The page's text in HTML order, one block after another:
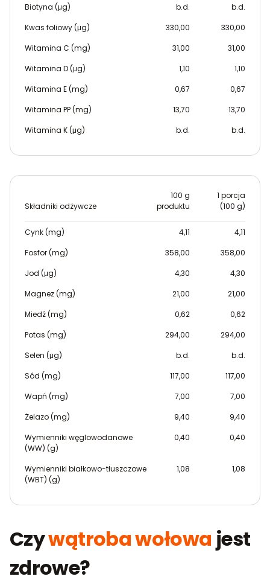
Biotyna (μg) b.d.
b.d.
Kwas foliowy (μg)
330,00
330,00
Witamina C (mg)
31,00
31,00
Witamina D (μg)
1,10
1,10
Witamina E (mg)
0,67
0,67
Witamina PP (mg)
13,70
13,70
Witamina K (μg)
b.d. b.d.
Składniki odżywcze
100 g
produktu
1 porcja
(100 g)
Cynk (mg) 4,11
4,11
Fosfor (mg)
358,00
358,00
Jod (μg)
4,30
4,30
Magnez (mg)
21,00
21,00
Miedź (mg)
0,62
0,62
Potas (mg)
294,00
294,00
Selen (μg)
b.d.
b.d.
Sód (mg)
117,00
117,00
Wapń (mg)
7,00
7,00
Żelazo (mg)
9,40
9,40
Wymienniki węglowodanowe
(WW) (g)
0,40 0,40
Wymienniki białkowo-tłuszczowe
(WBT) (g)
1,08 1,08
Czywątroba wołowa jest
zdrowe?